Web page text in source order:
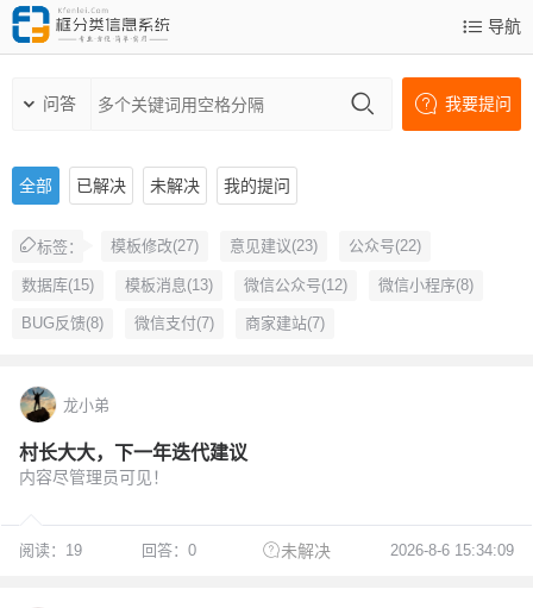
导航
问答 我要提问
全部 已解决 未解决 我的提问
标签： 模板修改(27) 意见建议(23) 公众号(22)
数据库(15) 模板消息(13) 微信公众号(12) 微信小程序(8)
BUG反馈(8) 微信支付(7) 商家建站(7)
龙小弟
村长大大，下一年迭代建议
内容尽管理员可见！
阅读：19 回答：0 未解决 2026-8-6 15:34:09